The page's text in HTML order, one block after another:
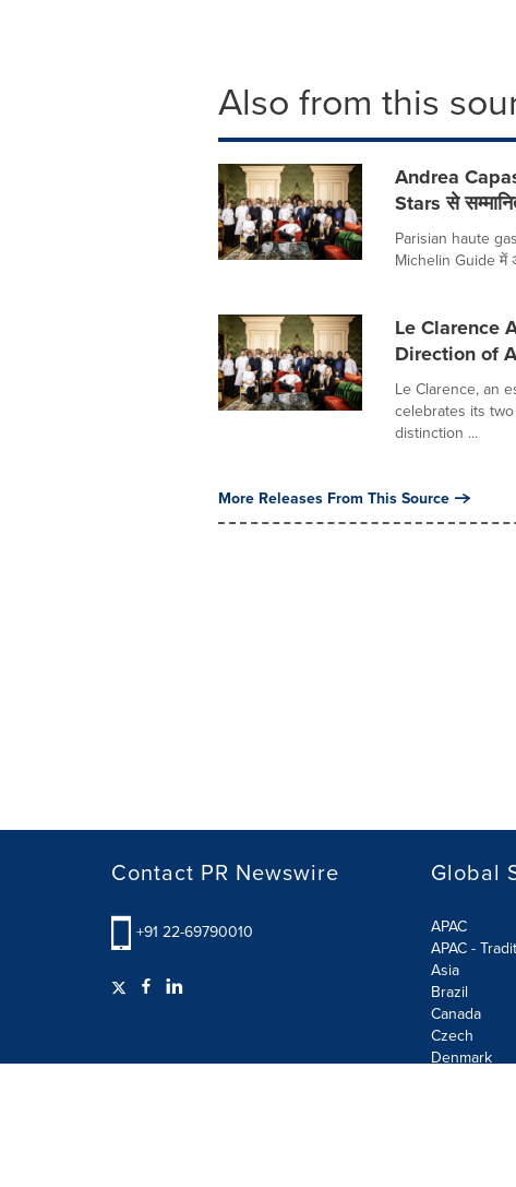
Also from this
Andrea
Stars से
Parisian haute
Michelin Guide में
Le Clarence
Direction of
Le Clarence, an
celebrates its
distinction ...
More Releases From This Source
Contact PR Newswire
+91 22-69790010
Global
APAC
APAC -
Asia
Brazil
Canada
Czech
Denmark